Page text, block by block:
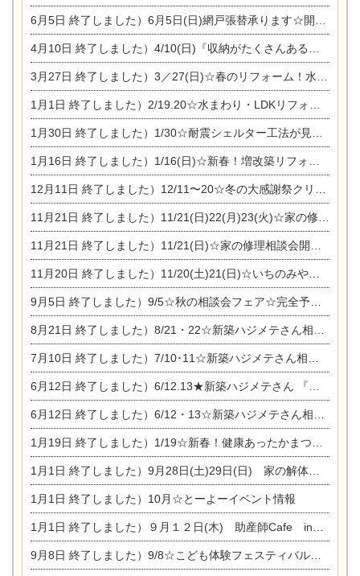
6月5日 終了しました）6月5日(日)網戸張替承ります☆開催！
4月10日 終了しました）4/10(日)『収納がたくさんあるおうち現場見学会』
3月27日 終了しました）3／27(日)☆春のリフォーム！水まわりLDKリフォーム相談会&今がチャンス！エアコン相談会
1月1日 終了しました）2/19.20☆水まわり・LDKリフォーム相談会＆エアコン相談会
1月30日 終了しました）1/30☆耐震シェルター工法が見れる完成見学会
1月16日 終了しました）1/16(日)☆新春！増改築リフォーム&家の修理まつり
12月11日 終了しました）12/11〜20☆冬の大感謝祭クリスマス相談会開催
11月21日 終了しました）11/21(日)22(月)23(火)☆家の修理まつり＆増改築リフォーム相談会
11月21日 終了しました）11/21(日)☆家の修理相談会開催 in 扶桑オークビレッジ
11月20日 終了しました）11/20(土)21(日)☆いちのみや逸品市に出店します【ひのきのバラ販売】
9月5日 終了しました）9/5☆秋の相談会フェア☆完全予約制
8月21日 終了しました）8/21・22☆新築ハジメテさん相談会 『集まれ！農地に家を建てたい人！』
7月10日 終了しました）7/10･11☆新築ハジメテさん相談会 『集まれ！農地に家を建てたい人！』完全予約制
6月12日 終了しました）6/12.13★新築ハジメテさん 『木の家 現場体感見学会』
6月12日 終了しました）6/12・13☆新築ハジメテさん相談会『今ある土地に家を建てる際の注意点』
1月19日 終了しました）1/19☆新春！健康あったかまつり＆増改築リフォームまつり
1月1日 終了しました）9月28日(土)29日(日) 家の解体なんでも相談会
1月1日 終了しました）10月☆とーよーイベント情報
1月1日 終了しました）９月１２日(木) 助産師Cafe in東陽住建
9月8日 終了しました）9/8☆こども体験フェスティバル☆一宮市民会館